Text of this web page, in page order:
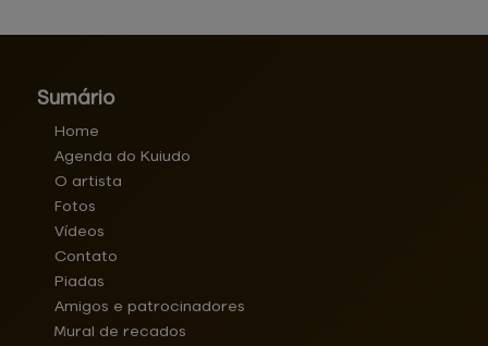
Sumário
Home
Agenda do Kuiudo
O artista
Fotos
Vídeos
Contato
Piadas
Amigos e patrocinadores
Mural de recados